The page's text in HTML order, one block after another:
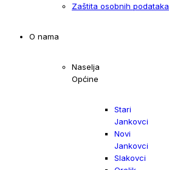
Zaštita osobnih podataka
O nama
Naselja
Općine
Stari
Jankovci
Novi
Jankovci
Slakovci